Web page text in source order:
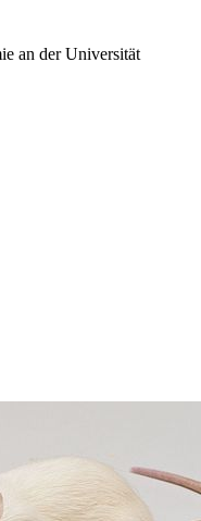
an der Universität